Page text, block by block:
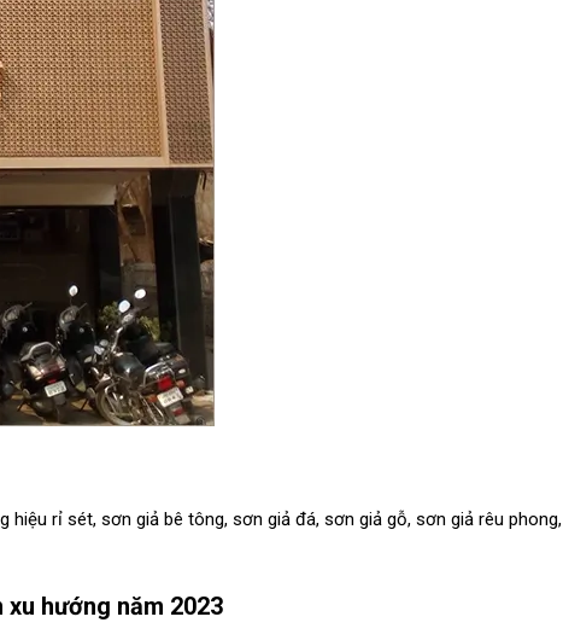
hiệu rỉ sét, sơn giả bê tông, sơn giả đá, sơn giả gỗ, sơn giả rêu phong,
hướng năm 2023